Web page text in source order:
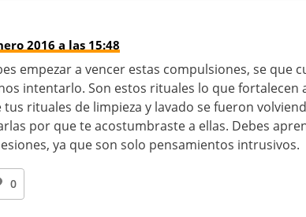
2016 a las 15:48
empezar a vencer estas compulsiones, se que
intentarlo. Son estos rituales lo que fortalecen
tus rituales de limpieza y lavado se fueron
por que te acostumbraste a ellas. Debes
ya que son solo pensamientos intrusivos.
0